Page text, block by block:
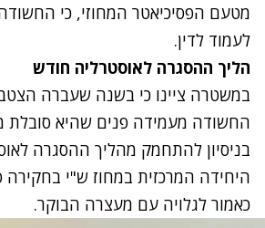
מטעם הפסיכיאטר המחוזי, כי
לעמוד לדין.
הליך ההסגרה לאוסטרליה חודש
במשטרה ציינו כי בשנה שעברה
החשודה מעמידה פנים שהיא סובלת
בניסיון להתחמק מהליך ההסגרה
היחידה המרכזית במחוז ש"י
כאמור לגלויה עם מעצרה הבוקר.